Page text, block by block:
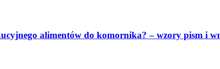
alimentów do komornika? – wzory pism i